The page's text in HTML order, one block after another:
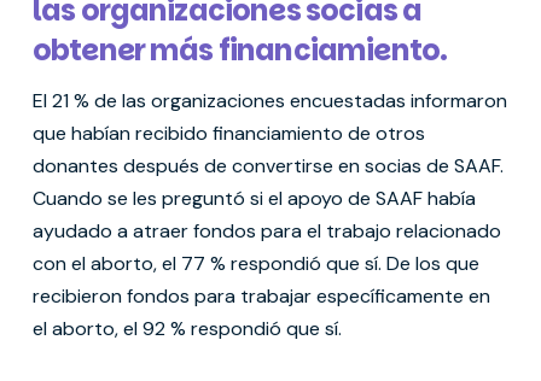
las organizaciones socias a
obtener más financiamiento.
El 21 % de las organizaciones encuestadas informaron
que habían recibido financiamiento de otros
donantes después de convertirse en socias de SAAF.
Cuando se les preguntó si el apoyo de SAAF había
ayudado a atraer fondos para el trabajo relacionado
con el aborto, el 77 % respondió que sí. De los que
recibieron fondos para trabajar específicamente en
el aborto, el 92 % respondió que sí.